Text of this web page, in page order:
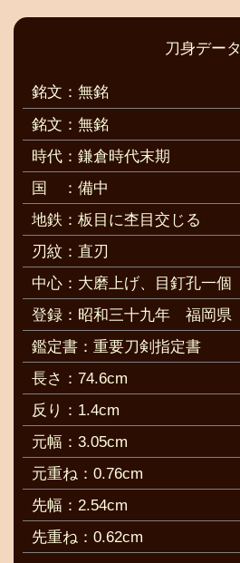
刀身データ
銘文：無銘
銘文：無銘
時代：鎌倉時代末期
国
：備中
地鉄：板目に杢目交じる
刃紋：直刃
中心：大磨上げ、目釘孔一個
登録：昭和三十九年 福岡県
鑑定書：重要刀剣指定書
長さ：74.6cm
反り：1.4cm
元幅：3.05cm
元重ね：0.76cm
先幅：2.54cm
先重ね：0.62cm